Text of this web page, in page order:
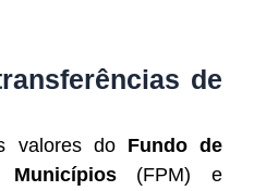
de
valores do Fundo de
(FPM) e